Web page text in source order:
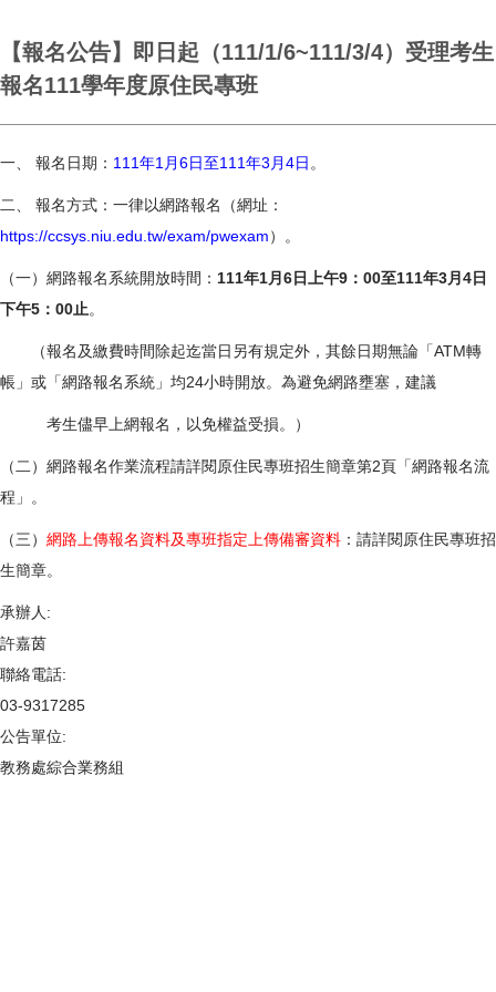
【報名公告】即日起（111/1/6~111/3/4）受理考生
報名111學年度原住民專班
一、 報名日期： 111年1月6日至111年3月4日 。
二、 報名方式：一律以網路報名（網址：
https://ccsys.niu.edu.tw/exam/pwexam）。
（一）網路報名系統開放時間： 111年1月6日上午9：00至111年3月4日
下午5：00止。
（報名及繳費時間除起迄當日另有規定外，其餘日期無論「ATM轉
帳」或「網路報名系統」均24小時開放。為避免網路壅塞，建議
考生儘早上網報名，以免權益受損。）
（二）網路報名作業流程請詳閱原住民專班招生簡章第2頁「網路報名流
程」。
（三） 網路上傳報名資料及專班指定上傳備審資料 ：請詳閱原住民專班招
生簡章。
承辦人:
許嘉茵
聯絡電話:
03-9317285
公告單位:
教務處綜合業務組